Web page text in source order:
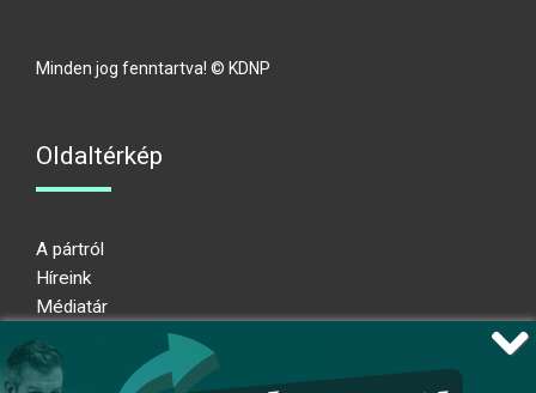
Minden jog fenntartva! © KDNP
Oldaltérkép
A pártról
Híreink
Médiatár
Adatkezelési nyilatkozat